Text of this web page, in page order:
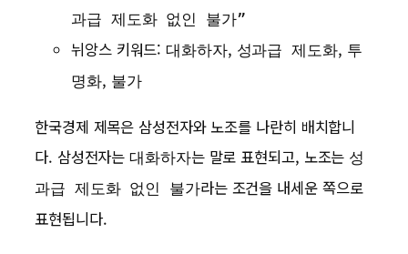
과급 제도화 없인 불가”
뉘앙스 키워드:대화하자, 성과급 제도화, 투
명화, 불가
한국경제 제목은 삼성전자와 노조를 나란히 배치합니
다. 삼성전자는대화하자는 말로 표현되고, 노조는 성
과급 제도화 없인 불가라는 조건을 내세운 쪽으로
표현됩니다.